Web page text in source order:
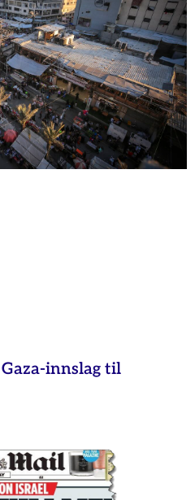
innslag til